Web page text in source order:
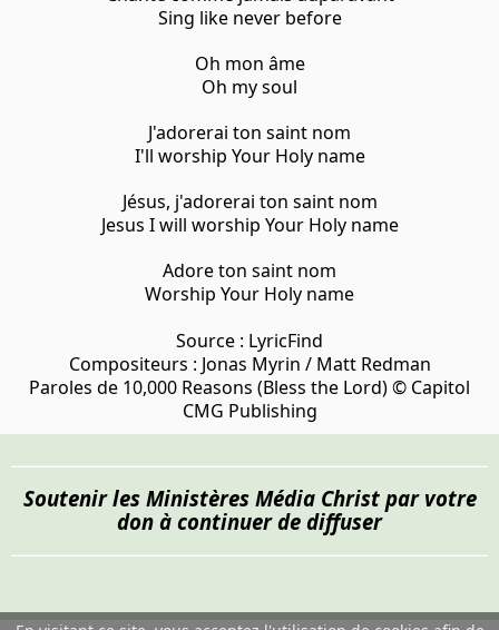
Sing like never before
Oh mon âme
Oh my soul
J'adorerai ton saint nom
I'll worship Your Holy name
Jésus, j'adorerai ton saint nom
Jesus I will worship Your Holy name
Adore ton saint nom
Worship Your Holy name
Source : LyricFind
Compositeurs : Jonas Myrin / Matt Redman
Paroles de 10,000 Reasons (Bless the Lord) © Capitol
CMG Publishing
Soutenir les Ministères Média Christ par votre
don à continuer de diffuser